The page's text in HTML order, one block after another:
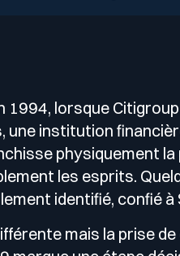
1994, lorsque
une institution
physiquement
les esprits.
identifié, confié à
mais la prise